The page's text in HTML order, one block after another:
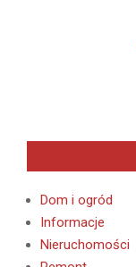
Dom i ogród
Informacje
Nieruchomości